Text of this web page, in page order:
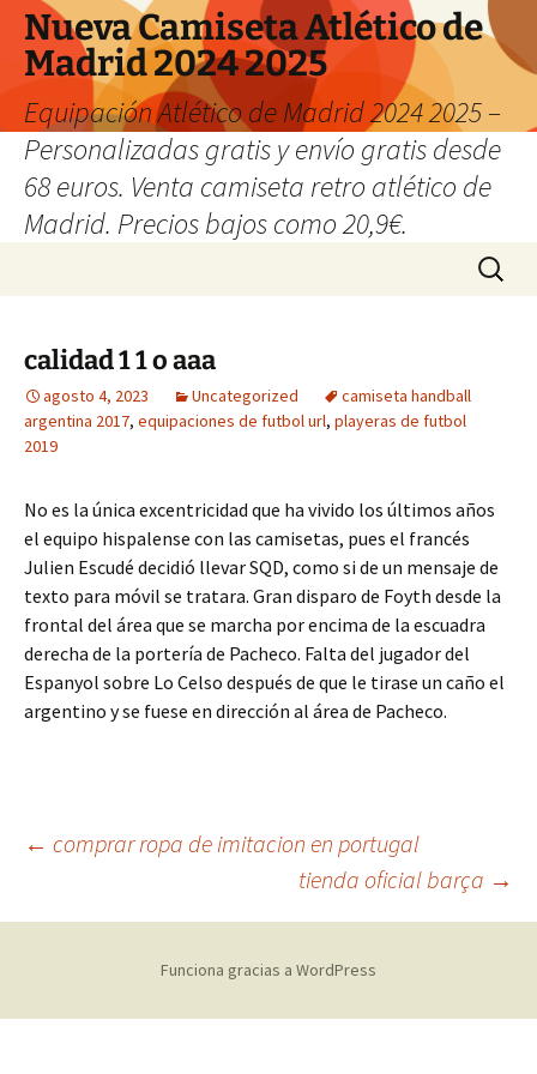
Nueva Camiseta Atlético de
Madrid 2024 2025
Equipación Atlético de Madrid 2024 2025 –
Personalizadas gratis y envío gratis desde
68 euros. Venta camiseta retro atlético de
Madrid. Precios bajos como 20,9€.
Buscar:
calidad 1 1 o aaa
agosto 4, 2023 Uncategorized
camiseta handball
argentina 2017, equipaciones de futbol url, playeras de futbol
2019
No es la única excentricidad que ha vivido los últimos años
el equipo hispalense con las camisetas, pues el francés
Julien Escudé decidió llevar SQD, como si de un mensaje de
texto para móvil se tratara. Gran disparo de Foyth desde la
frontal del área que se marcha por encima de la escuadra
derecha de la portería de Pacheco. Falta del jugador del
Espanyol sobre Lo Celso después de que le tirase un caño el
argentino y se fuese en dirección al área de Pacheco.
Navegación
de
entradas
← comprar ropa de imitacion en portugal
tienda oficial barça →
Funciona gracias a WordPress